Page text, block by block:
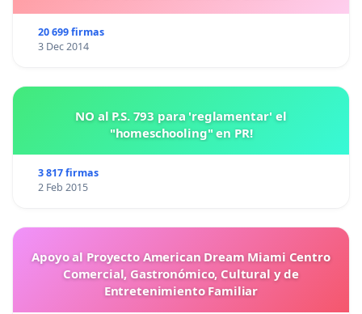
20 699 firmas
3 Dec 2014
NO al P.S. 793 para 'reglamentar' el
"homeschooling" en PR!
3 817 firmas
2 Feb 2015
Apoyo al Proyecto American Dream Miami Centro
Comercial, Gastronómico, Cultural y de
Entretenimiento Familiar